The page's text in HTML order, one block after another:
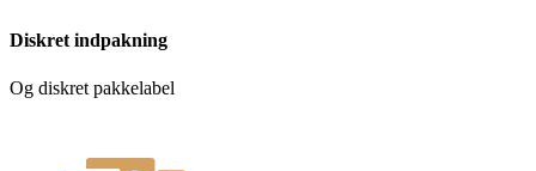
Diskret indpakning
Og diskret pakkelabel